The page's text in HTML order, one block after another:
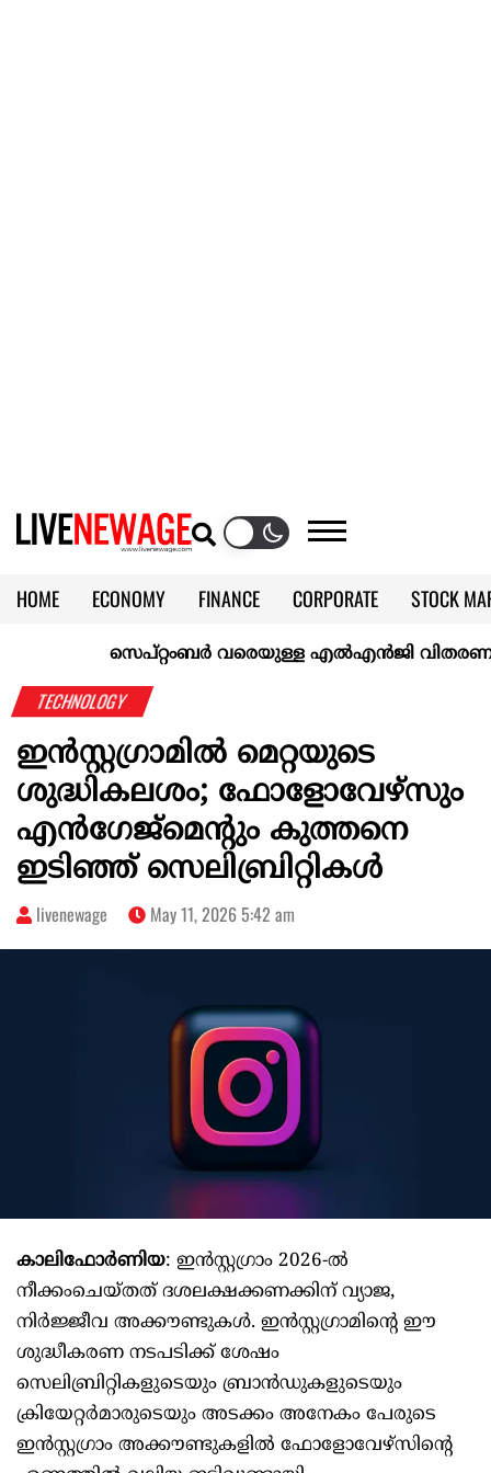
HOME ECONOMY FINANCE CORPORATE
STOCK
KERALA @70
സെപ്റ്റംബർ വരെയുള്ള എൽഎൻജി വിതരണം
TECHNOLOGY
ഇന്‍സ്റ്റഗ്രാമില്‍ മെറ്റയുടെ
ശുദ്ധികലശം; ഫോളോവേഴ്‌സും
എന്‍ഗേജ്‌മെന്‍റും കുത്തനെ
ഇടിഞ്ഞ് സെലിബ്രിറ്റികള്‍
livenewage May 11, 2026 5:42 am
കാലിഫോര്‍ണിയ: ഇന്‍സ്റ്റഗ്രാം 2026-ല്‍
നീക്കംചെയ്‌തത് ദശലക്ഷക്കണക്കിന് വ്യാജ,
നിര്‍ജ്ജീവ അക്കൗണ്ടുകള്‍. ഇന്‍സ്റ്റഗ്രാമിന്‍റെ ഈ
ശുദ്ധീകരണ നടപടിക്ക് ശേഷം
സെലിബ്രിറ്റികളുടെയും ബ്രാന്‍ഡുകളുടെയും
ക്രിയേറ്റര്‍മാരുടെയും അടക്കം അനേകം പേരുടെ
ഇന്‍സ്റ്റഗ്രാം അക്കൗണ്ടുകളില്‍ ഫോളോവേഴ്‌സിന്‍റെ